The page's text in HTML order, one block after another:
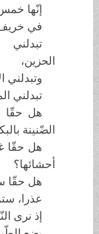
إنّها خمس
في خريف
تبدلني
الحزين،
وتبدلني
تبدلني
هل حقّا
الضّنينة
هل حقّا
أحشائها؟
هل حقّا
عذرا،
إذ نرى